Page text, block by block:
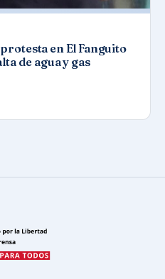
en El Fanguito
de agua y gas